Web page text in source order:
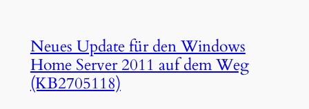
Neues Update für den Windows
Home Server 2011 auf dem Weg
(KB2705118)